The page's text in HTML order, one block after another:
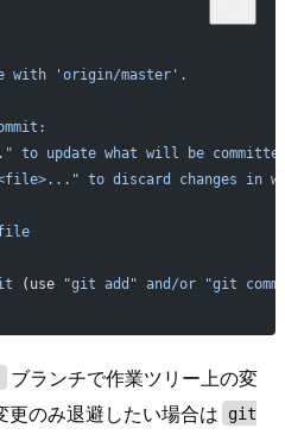
with 'origin/master'.
to update what will be
to discard changes in
(use "git add" and/or "git
ブランチで作業ツリー上の変
のみ退避したい場合は
git